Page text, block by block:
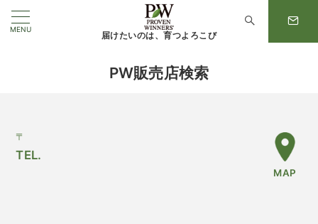
MENU
届けたいのは、育つよろこび
PW販売店検索
〒
TEL.
MAP